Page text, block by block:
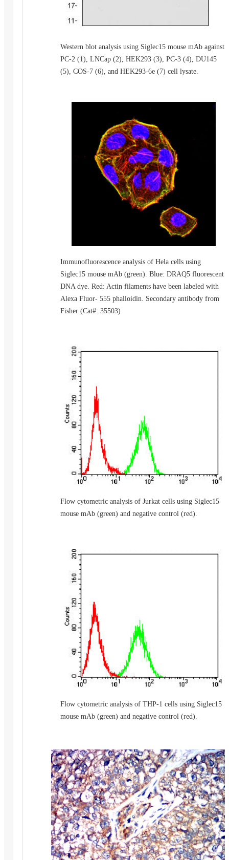
Western blot analysis using Siglec15 mouse mAb against
PC-2 (1), LNCap (2), HEK293 (3), PC-3 (4), DU145
(5), COS-7 (6), and HEK293-6e (7) cell lysate.
Immunofluorescence analysis of Hela cells using
Siglec15 mouse mAb (green). Blue: DRAQ5 fluorescent
DNA dye. Red: Actin filaments have been labeled with
Alexa Fluor- 555 phalloidin. Secondary antibody from
Fisher (Cat#: 35503)
Flow cytometric analysis of Jurkat cells using Siglec15
mouse mAb (green) and negative control (red).
Flow cytometric analysis of THP-1 cells using Siglec15
mouse mAb (green) and negative control (red).